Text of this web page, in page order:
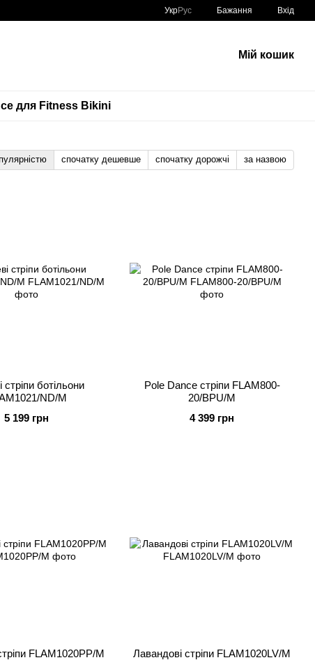
УкрРус Бажання Вхід
Мій кошик
для Fitness Bikini
спочатку дешевше спочатку дорожчі за назвою
стріпи ботільони
ND/M
5 199 грн
Pole Dance стріпи FLAM800-
20/BPU/M
4 399 грн
FLAM1020PP/M
Лавандові стріпи FLAM1020LV/M